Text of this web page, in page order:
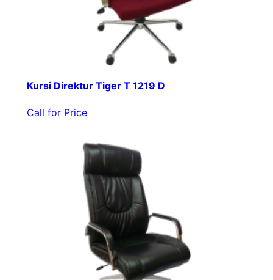
Kursi Direktur Tiger T 1219 D
Call for Price